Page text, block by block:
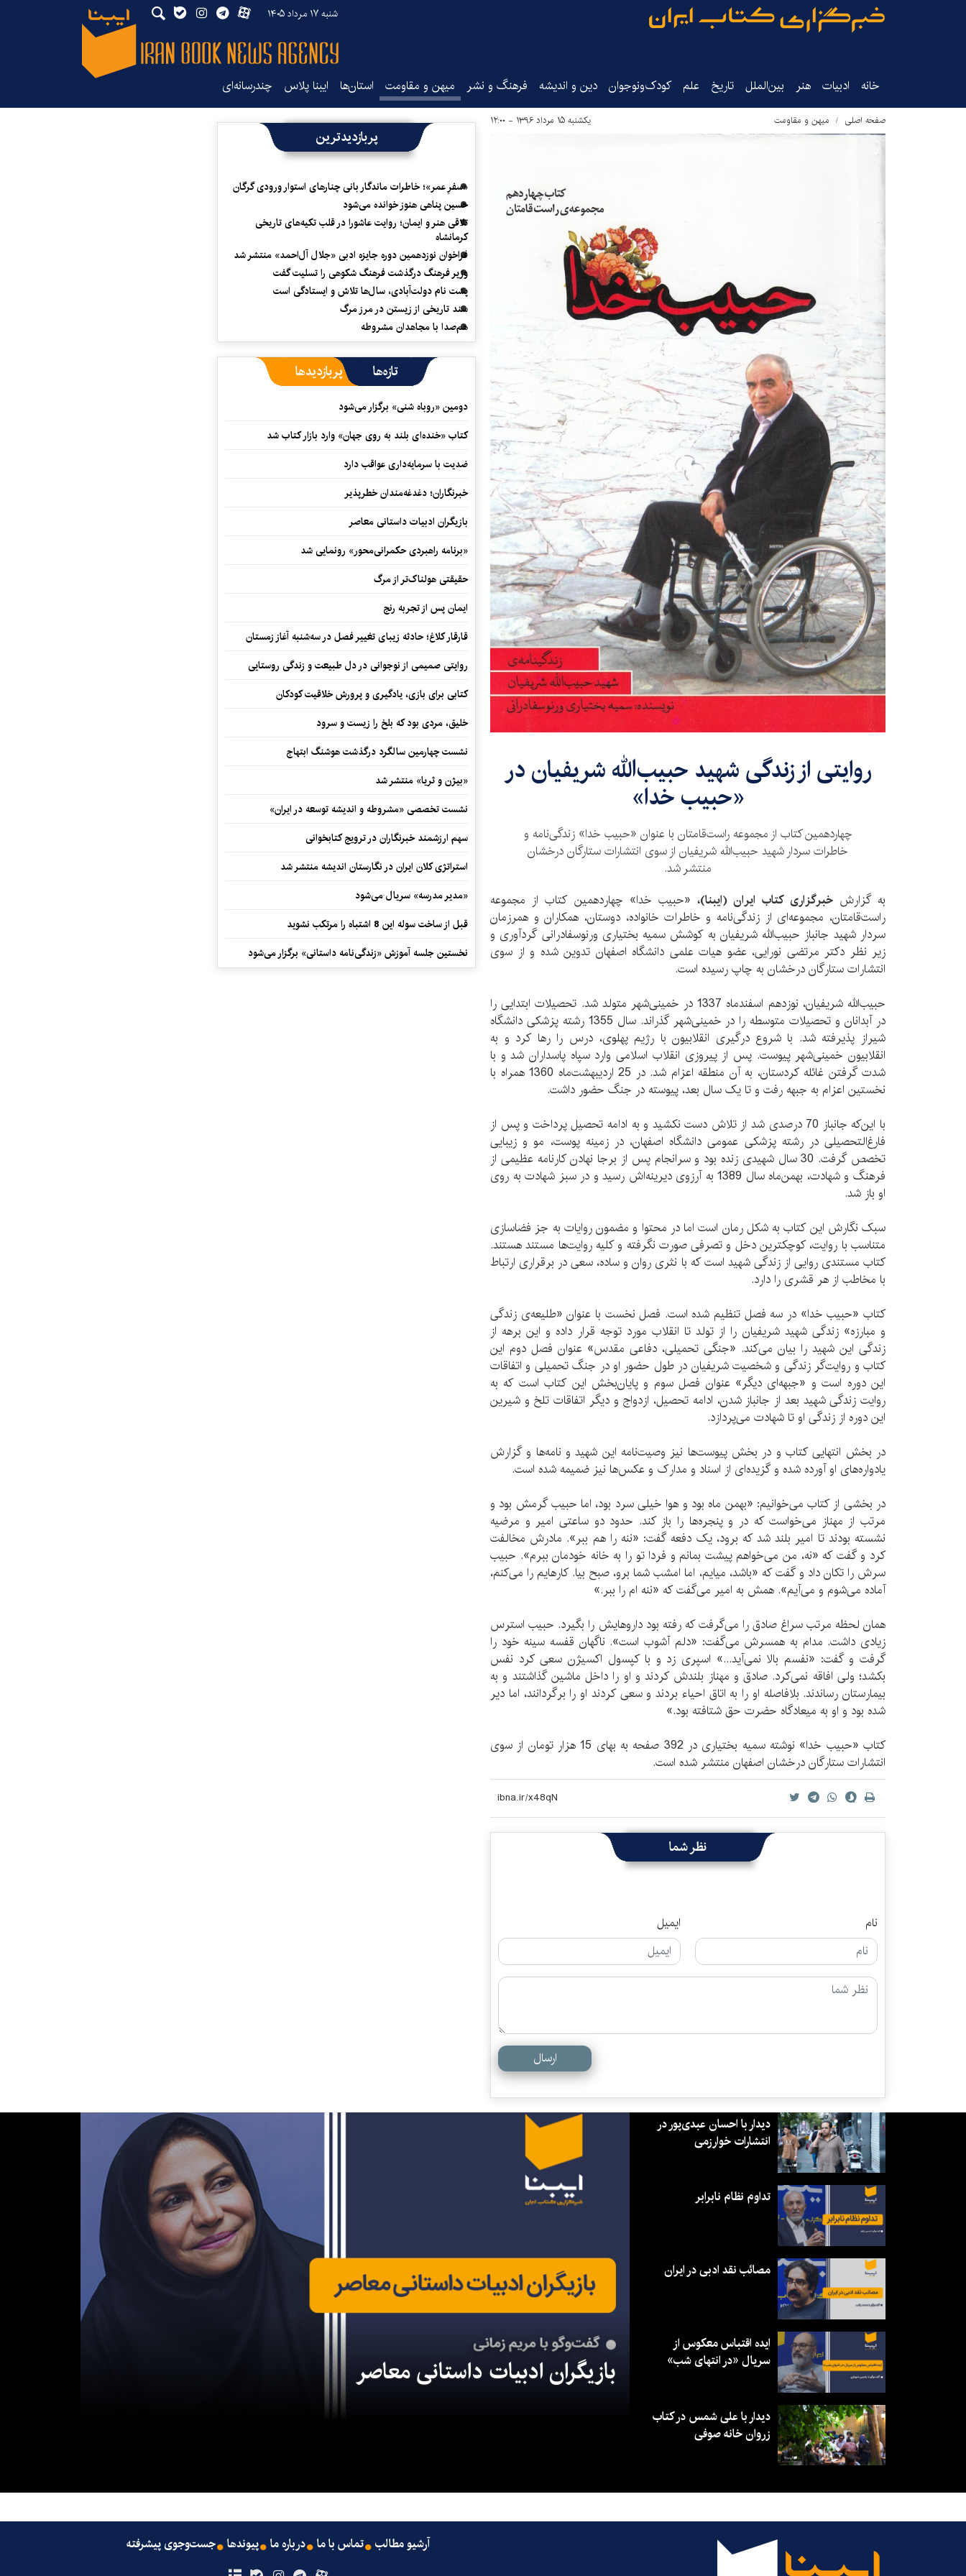
شنبه ۱۷ مرداد ۱۴۰۵
خانه ادبیات هنر بین‌الملل تاریخ‌ علم کودک‌ونوجوان دین و اندیشه فرهنگ و نشر میهن و مقاومت استان‌ها ایبنا پلاس چندرسانه‌ای
صفحه اصلی میهن و مقاومت یکشنبه ۱۵ مرداد ۱۳۹۶ - ۱۲:۰۰
روایتی از زندگی شهید حبیب‌الله شریفیان در
«حبیب خدا»
چهاردهمین کتاب از مجموعه راست‌قامتان با عنوان «حبیب خدا» زندگی‌نامه و
خاطرات سردار شهید حبیب‌الله شریفیان از سوی انتشارات ستارگان درخشان
منتشر شد.
به گزارشخبرگزاری کتاب ایران (ایبنا)،«حبیب خدا» چهاردهمین کتاب از مجموعه
راست‌قامتان، مجموعه‌ای از زندگی‌نامه و خاطرات خانواده، دوستان، همکاران و همرزمان
سردار شهید جانباز حبیب‌الله شریفیان به کوشش سمیه بختیاری ورنوسفادرانی گردآوری و
زیر نظر دکتر مرتضی نورایی، عضو هیات علمی دانشگاه اصفهان تدوین شده و از سوی
انتشارات ستارگان درخشان به چاپ رسیده است.
حبیب‌الله شریفیان، نوزدهم اسفندماه 1337 در خمینی‌شهر متولد شد. تحصیلات ابتدایی را
در آبدانان و تحصیلات متوسطه را در خمینی‌شهر گذراند. سال 1355 رشته پزشکی دانشگاه
شیراز پذیرفته شد. با شروع درگیری انقلابیون با رژیم پهلوی، درس را رها کرد و به
انقلابیون خمینی‌شهر پیوست. پس از پیروزی انقلاب اسلامی وارد سپاه پاسداران شد و با
شدت گرفتن غائله کردستان، به آن منطقه اعزام شد. در 25 اردیبهشت‌ماه 1360 همراه با
نخستین اعزام به جبهه رفت و تا یک سال بعد، پیوسته در جنگ حضور داشت.
با این‌که جانباز 70 درصدی شد از تلاش دست نکشید و به ادامه تحصیل پرداخت و پس از
فارغ‌التحصیلی در رشته پزشکی عمومی دانشگاه اصفهان، در زمینه پوست، مو و زیبایی
تخصص گرفت. 30 سال شهیدی زنده بود و سرانجام پس از برجا نهادن کارنامه عظیمی از
فرهنگ و شهادت، بهمن‌ماه سال 1389 به آرزوی دیرینه‌اش رسید و در سبز شهادت به روی
او باز شد.
سبک نگارش این کتاب به شکل رمان است اما در محتوا و مضمون روایات به جز فضاسازی
متناسب با روایت، کوچکترین دخل و تصرفی صورت نگرفته و کلیه روایت‌ها مستند هستند.
کتاب مستندی روایی از زندگی شهید است که با نثری روان و ساده، سعی در برقراری ارتباط
با مخاطب از هر قشری را دارد.
کتاب «حبیب خدا» در سه فصل تنظیم شده است. فصل نخست با عنوان «طلیعه‌ی زندگی
و مبارزه» زندگی شهید شریفیان را از تولد تا انقلاب مورد توجه قرار داده و این برهه از
زندگی این شهید را بیان می‌کند. «جنگی تحمیلی، دفاعی مقدس» عنوان فصل دوم این
کتاب و روایت‌گر زندگی و شخصیت شریفیان در طول حضور او در جنگ تحمیلی و اتفاقات
این دوره است و «جبهه‌ای دیگر» عنوان فصل سوم و پایان‌بخش این کتاب است که به
روایت زندگی شهید بعد از جانباز شدن، ادامه تحصیل، ازدواج و دیگر اتفاقات تلخ و شیرین
این دوره از زندگی او تا شهادت می‌پردازد.
در بخش انتهایی کتاب و در بخش پیوست‌ها نیز وصیت‌نامه این شهید و نامه‌ها و گزارش
یادواره‌های او آورده شده و گزیده‌ای از اسناد و مدارک و عکس‌ها نیز ضمیمه شده است.
در بخشی از کتاب می‌خوانیم: «بهمن ماه بود و هوا خیلی سرد بود، اما حبیب گرمش بود و
مرتب از مهناز می‌خواست که در و پنجره‌ها را باز کند. حدود دو ساعتی امیر و مرضیه
نشسته بودند تا امیر بلند شد که برود، یک دفعه گفت: «ننه را هم ببر». مادرش مخالفت
کرد و گفت که «نه، من می‌خواهم پیشت بمانم و فردا تو را به خانه خودمان ببرم». حبیب
سرش را تکان داد و گفت که «باشد، میایم، اما امشب شما برو، صبح بیا. کارهایم را می‌کنم،
آماده می‌شوم و می‌آیم». همش به امیر می‌گفت که «ننه ام را ببر.»
همان لحظه مرتب سراغ صادق را می‌گرفت که رفته بود داروهایش را بگیرد. حبیب استرس
زیادی داشت. مدام به همسرش می‌گفت: «دلم آشوب است». ناگهان قفسه سینه خود را
گرفت و گفت: «نفسم بالا نمی‌آید...» اسپری زد و با کپسول اکسیژن سعی کرد نفس
بکشد؛ ولی افاقه نمی‌کرد. صادق و مهناز بلندش کردند و او را داخل ماشین گذاشتند و به
بیمارستان رساندند. بلافاصله او را به اتاق احیاء بردند و سعی کردند او را برگردانند، اما دیر
شده بود و او به میعادگاه حضرت حق شتافته بود.»
کتاب «حبیب خدا» نوشته سمیه بختیاری در 392 صفحه به بهای 15 هزار تومان از سوی
انتشارات ستارگان درخشان اصفهان منتشر شده است.
نظر شما
نام ایمیل
ارسال
پربازدیدترین
«سفرِ عمر»؛ خاطرات ماندگار بانی چنارهای استوار ورودی گرگان
حسین پناهی هنوز خوانده می‌شود
تلاقی هنر و ایمان؛ روایت عاشورا در قلب تکیه‌های تاریخی
کرمانشاه
فراخوان نوزدهمین دوره جایزه ادبی «جلال آل‌احمد» منتشر شد
وزیر فرهنگ درگذشت فرهنگ شکوهی را تسلیت گفت
پشت نام دولت‌آبادی، سال‌ها تلاش و ایستادگی است
سند تاریخی از زیستن در مرز مرگ
هم‌صدا با مجاهدان مشروطه
تازه‌ها پربازدیدها
دومین «روباه شنی» برگزار می‌شود
کتاب «خنده‌ای بلند به روی جهان» وارد بازار کتاب شد
ضدیت با سرمایه‌داری عواقب دارد
خبرنگاران؛ دغدغه‌مندان خطرپذیر
بازیگران ادبیات داستانی معاصر
«برنامه راهبردی حکمرانی‌محور» رونمایی شد
حقیقتی هولناک‌تر از مرگ
ایمان پس از تجربه رنج
قارقار کلاغ؛ حادثه زیبای تغییر فصل در سه‌شنبه آغاز زمستان
روایتی صمیمی از نوجوانی در دل طبیعت و زندگی روستایی
کتابی برای بازی، یادگیری و پرورش خلاقیت کودکان
خلیق، مردی بود که بلخ را زیست و سرود
نشست چهارمین سالگرد درگذشت هوشنگ ابتهاج
«بیژن و ثریا» منتشر شد
نشست تخصصی «مشروطه و اندیشه توسعه در ایران»
سهم ارزشمند خبرنگاران در ترویج کتابخوانی
استراتژی کلان ایران در نگارستان اندیشه منتشر شد
«مدیر مدرسه» سریال می‌شود
قبل از ساخت سوله این 8 اشتباه را مرتکب نشوید
نخستین جلسه آموزش «زندگی‌نامه‌ داستانی» برگزار می‌شود
بازیگران ادبیات داستانی معاصر
دیدار با احسان عبدی‌پور در
انتشارات خوارزمی
تداوم نظام نابرابر
مصائب نقد ادبی در ایران
ایده اقتباس معکوس از
سریال «در انتهای شب»
دیدار با علی شمس در کتاب
زروان خانه صوفی
آرشیو مطالب تماس با ما درباره ما پیوندها جست‌وجوی پیشرفته